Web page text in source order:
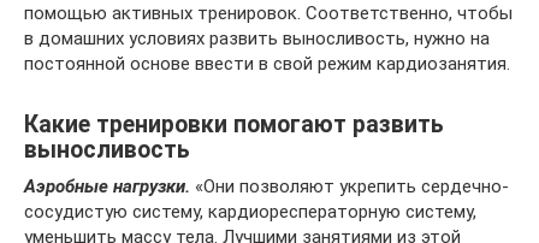
помощью активных тренировок. Соответственно, чтобы
в домашних условиях развить выносливость, нужно на
постоянной основе ввести в свой режим кардиозанятия.
Какие тренировки помогают развить
выносливость
Аэробные нагрузки. «Они позволяют укрепить сердечно-
сосудистую систему, кардиоресператорную систему,
уменьшить массу тела. Лучшими занятиями из этой